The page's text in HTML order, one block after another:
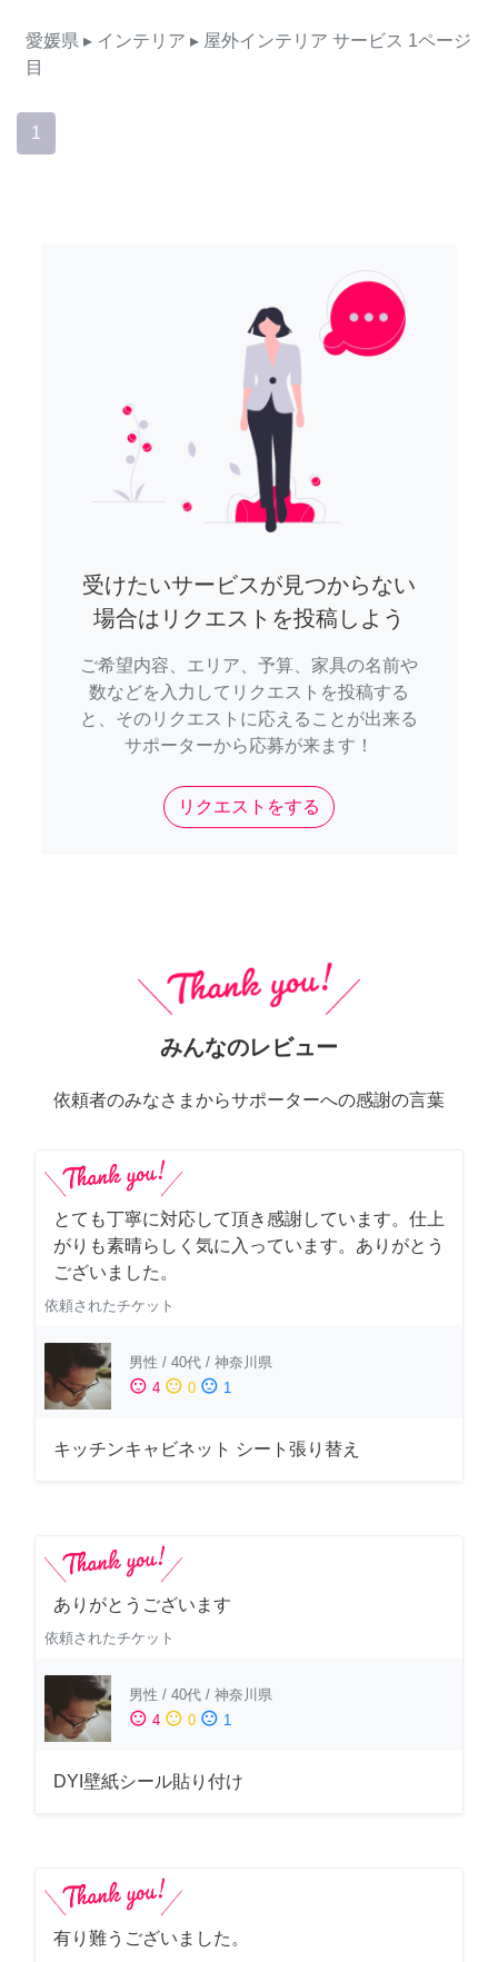
愛媛県 ▸ インテリア ▸ 屋外インテリア サービス 1ページ
目
1
受けたいサービスが見つからない
場合はリクエストを投稿しよう
ご希望内容、エリア、予算、家具の名前や
数などを入力してリクエストを投稿する
と、そのリクエストに応えることが出来る
サポーターから応募が来ます！
リクエストをする
みんなのレビュー
依頼者のみなさまからサポーターへの感謝の言葉
とても丁寧に対応して頂き感謝しています。仕上
がりも素晴らしく気に入っています。ありがとう
ございました。
依頼されたチケット
男性 / 40代 / 神奈川県
sentiment_satisfied 4 sentiment_neutral 0 sentiment_dissatisfied 1
キッチンキャビネット シート張り替え
ありがとうございます
依頼されたチケット
男性 / 40代 / 神奈川県
sentiment_satisfied 4 sentiment_neutral 0 sentiment_dissatisfied 1
DYI壁紙シール貼り付け
有り難うございました。